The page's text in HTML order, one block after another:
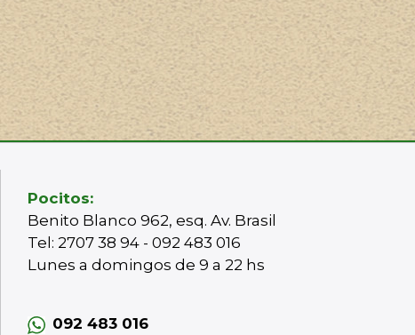
Pocitos:
Benito Blanco 962, esq. Av. Brasil
Tel: 2707 38 94 - 092 483 016
Lunes a domingos de 9 a 22 hs
092 483 016